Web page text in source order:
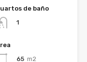
de baño
1
65 m2